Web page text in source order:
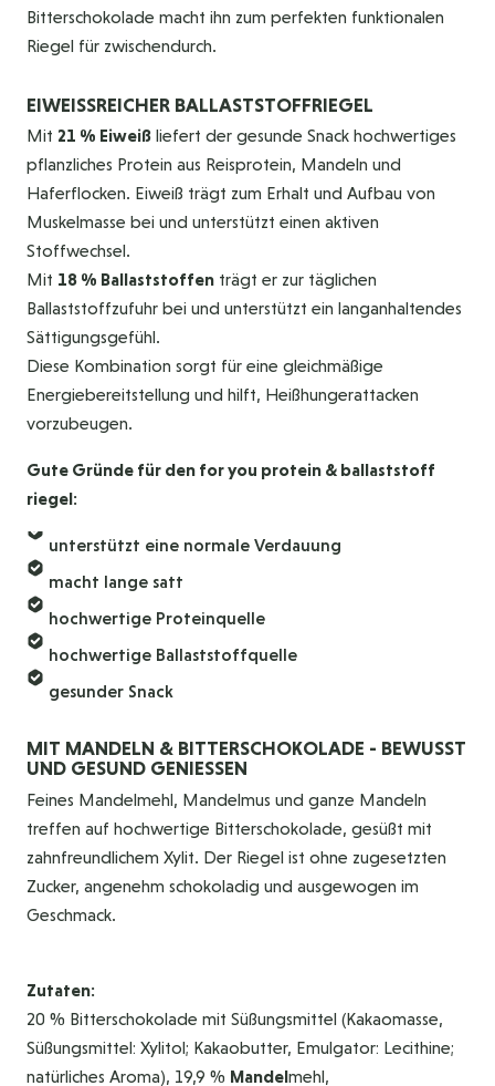
Bitterschokolade macht ihn zum perfekten funktionalen
Riegel für zwischendurch.
EIWEISSREICHER BALLASTSTOFFRIEGEL
Mit 21 % Eiweiß liefert der gesunde Snack hochwertiges
pflanzliches Protein aus Reisprotein, Mandeln und
Haferflocken. Eiweiß trägt zum Erhalt und Aufbau von
Muskelmasse bei und unterstützt einen aktiven
Stoffwechsel.
Mit 18 % Ballaststoffen trägt er zur täglichen
Ballaststoffzufuhr bei und unterstützt ein langanhaltendes
Sättigungsgefühl.
Diese Kombination sorgt für eine gleichmäßige
Energiebereitstellung und hilft, Heißhungerattacken
vorzubeugen.
Gute Gründe für den for you protein & ballaststoff
riegel:
unterstützt eine normale Verdauung
macht lange satt
hochwertige Proteinquelle
hochwertige Ballaststoffquelle
gesunder Snack
MIT MANDELN & BITTERSCHOKOLADE - BEWUSST
UND GESUND GENIESSEN
Feines Mandelmehl, Mandelmus und ganze Mandeln
treffen auf hochwertige Bitterschokolade, gesüßt mit
zahnfreundlichem Xylit. Der Riegel ist ohne zugesetzten
Zucker, angenehm schokoladig und ausgewogen im
Geschmack.
Zutaten:
20 % Bitterschokolade mit Süßungsmittel (Kakaomasse,
Süßungsmittel: Xylitol; Kakaobutter, Emulgator: Lecithine;
natürliches Aroma), 19,9 % Mandelmehl,